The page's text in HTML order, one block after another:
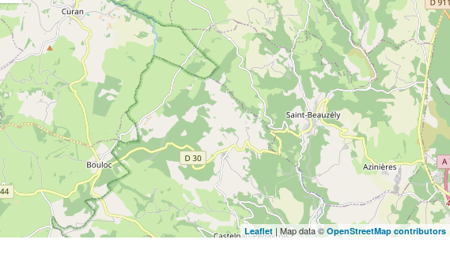
Leaflet | Map data © OpenStreetMap contributors